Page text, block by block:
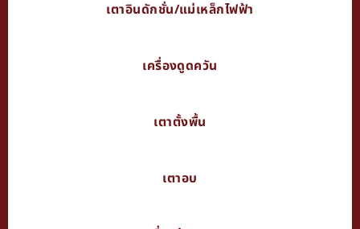
เตาอินดักชั่น/แม่เหล็กไฟฟ้า
เครื่องดูดควัน
เตาตั้งพื้น
เตาอบ